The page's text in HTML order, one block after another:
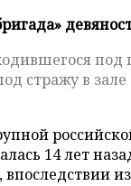
под
стражу в
14 лет